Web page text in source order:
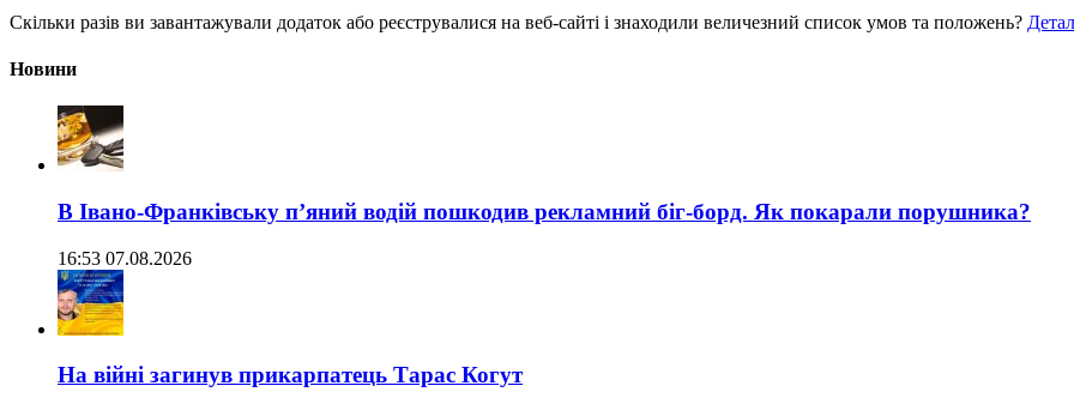
Скільки разів ви завантажували додаток або реєструвалися на веб-сайті і знаходили величезний список умов та положень?
Новини
В Івано-Франківську п’яний водій пошкодив рекламний біг-борд. Як покарали порушника?
16:53 07.08.2026
На війні загинув прикарпатець Тарас Когут